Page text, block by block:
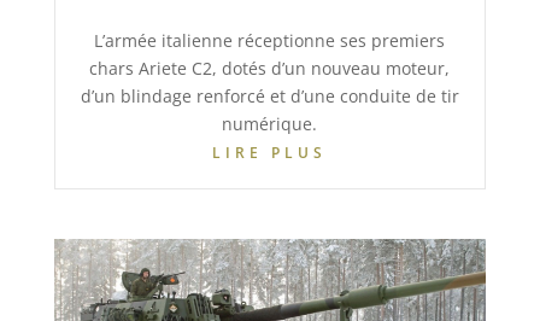
L’armée italienne réceptionne ses premiers
chars Ariete C2, dotés d’un nouveau moteur,
d’un blindage renforcé et d’une conduite de tir
numérique.
LIRE PLUS